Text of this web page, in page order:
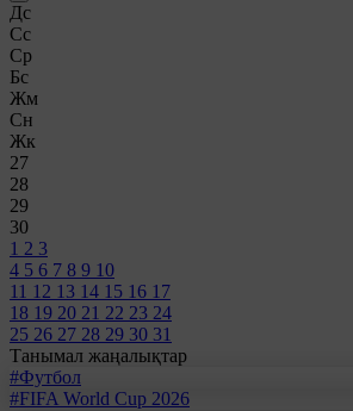
Дс
Сс
Ср
Бс
Жм
Сн
Жк
27
28
29
30
1 2 3
4 5 6 7 8 9 10
11 12 13 14 15 16 17
18 19 20 21 22 23 24
25 26 27 28 29 30 31
Танымал жаңалықтар
#Футбол
#FIFA World Cup 2026